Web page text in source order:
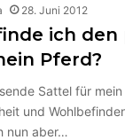
28. Juni 2012
ich
Pferd?
Sattel für
und
nun aber…